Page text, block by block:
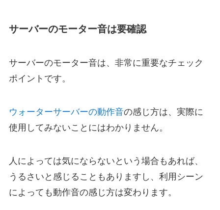
サーバーのモーター音は要確認
サーバーのモーター音は、非常に重要なチェック
ポイントです。
ウォーターサーバーの動作音の感じ方は、実際に
使用してみないことにはわかりません。
人によっては気にならないという場合もあれば、
うるさいと感じることもありますし、利用シーン
によっても動作音の感じ方は変わります。